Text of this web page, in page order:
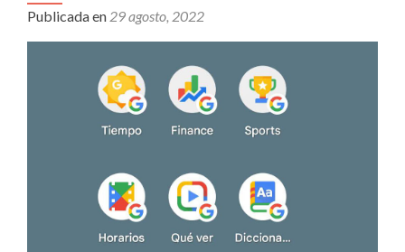
Publicada en 29 agosto, 2022